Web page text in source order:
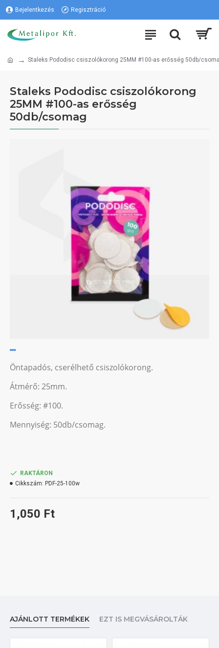
Bejelentkezés Regisztráció
Staleks Pododisc csiszolókorong 25MM #100-as erősség 50db/
Staleks Pododisc csiszolókorong
25MM #100-as erősség
50db/csomag
Öntapadós, cserélhető csiszolókorong.
Átmérő: 25mm.
Erősség: #100.
Mennyiség: 50db/csomag.
1,050 Ft
RAKTÁRON
Cikkszám: PDF-25-100w
AJÁNLOTT TERMÉKEK EZT IS MEGVÁSÁROLTÁK